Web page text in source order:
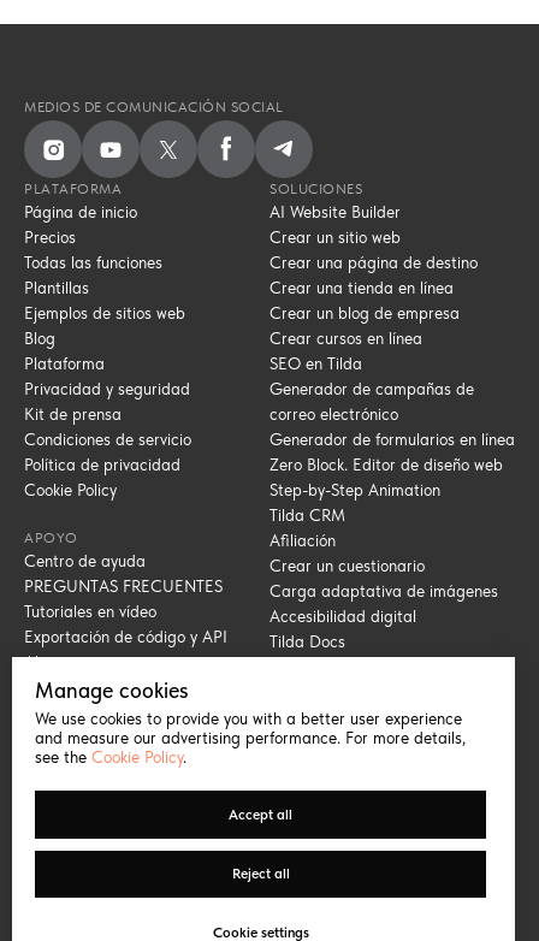
Manage cookies
We use cookies to provide you with a better user experience
and measure our advertising performance. For more details,
see the Cookie Policy.
Accept all
Reject all
Cookie settings
MEDIOS DE COMUNICACIÓN SOCIAL
PLATAFORMA
Página de inicio
Precios
Todas las funciones
Plantillas
Ejemplos de sitios web
Blog
Plataforma
Privacidad y seguridad
Kit de prensa
Condiciones de servicio
Política de privacidad
Cookie Policy
APOYO
Centro de ayuda
PREGUNTAS FRECUENTES
Tutoriales en vídeo
Exportación de código y API
Abuso
SOLUCIONES
AI Website Builder
Crear un sitio web
Crear una página de destino
Crear una tienda en línea
Crear un blog de empresa
Crear cursos en línea
SEO en Tilda
Generador de campañas de
correo electrónico
Generador de formularios en línea
Zero Block. Editor de diseño web
Step-by-Step Animation
Tilda CRM
Afiliación
Crear un cuestionario
Carga adaptativa de imágenes
Accesibilidad digital
Tilda Docs
TILDA EDUCATION
Curso de páginas de aterrizaje
Curso de marketing digital
Curso de animación web
Guía completa del Zero Block
Cómo mejorar la navegación web
10 principios del buen diseño web
Iconos gratuitos para empresas
Creador de URL de campaña
Comprobador de enlaces rotos
Editor vectorial en línea